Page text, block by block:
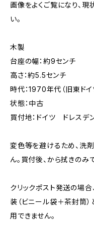
画像をよくご覧になり、
い。
木製
台座の幅：約9センチ
高さ：約5.5センチ
時代：1970年代（旧東ドイ
状態：中古
買付地：ドイツ ドレスデ
変色等を避けるため、洗
ん。買付後、から拭きのみで
クリックポスト発送の場
装（ビニール袋＋茶封筒
用できません。